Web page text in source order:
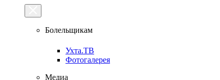
Болельщикам
Ухта.ТВ
Фотогалерея
Медиа